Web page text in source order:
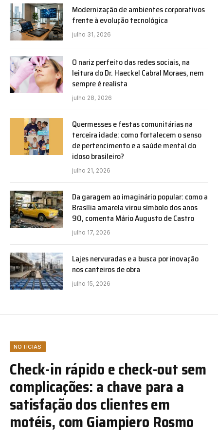
Modernização de ambientes corporativos
frente à evolução tecnológica
julho 31, 2026
O nariz perfeito das redes sociais, na
leitura do Dr. Haeckel Cabral Moraes, nem
sempre é realista
julho 28, 2026
Quermesses e festas comunitárias na
terceira idade: como fortalecem o senso
de pertencimento e a saúde mental do
idoso brasileiro?
julho 21, 2026
Da garagem ao imaginário popular: como a
Brasília amarela virou símbolo dos anos
90, comenta Mário Augusto de Castro
julho 17, 2026
Lajes nervuradas e a busca por inovação
nos canteiros de obra
julho 15, 2026
NOTÍCIAS
Check-in rápido e check-out sem
complicações: a chave para a
satisfação dos clientes em
motéis, com Giampiero Rosmo